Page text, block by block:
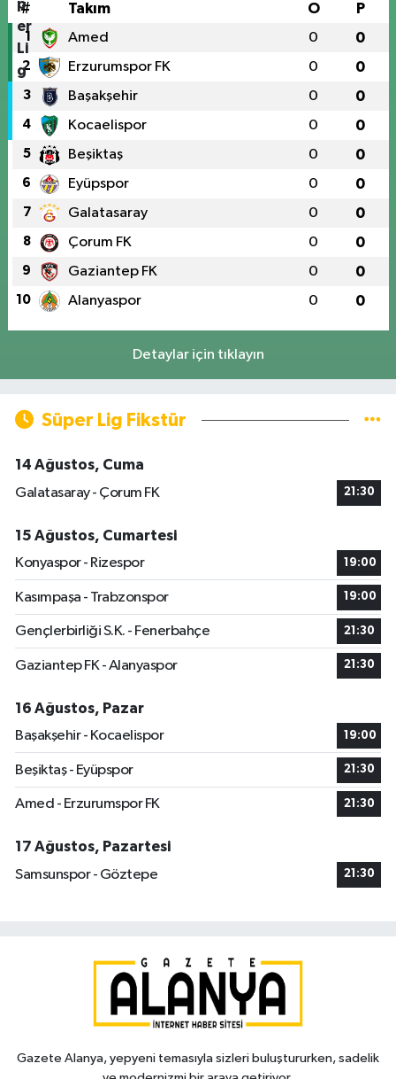
# Takım O P
1 Amed 0 0
2 Erzurumspor FK 0 0
3 Başakşehir 0 0
4 Kocaelispor 0 0
5 Beşiktaş 0 0
6 Eyüpspor 0 0
7 Galatasaray 0 0
8 Çorum FK 0 0
9 Gaziantep FK 0 0
10 Alanyaspor 0 0
Detaylar için tıklayın
Süper Lig Fikstür
14 Ağustos, Cuma
Galatasaray - Çorum FK
21:30
15 Ağustos, Cumartesi
Konyaspor - Rizespor
19:00
Kasımpaşa - Trabzonspor 19:00
Gençlerbirliği S.K. - Fenerbahçe 21:30
Gaziantep FK - Alanyaspor 21:30
16 Ağustos, Pazar
Başakşehir - Kocaelispor
19:00
Beşiktaş - Eyüpspor 21:30
Amed - Erzurumspor FK 21:30
17 Ağustos, Pazartesi
Samsunspor - Göztepe
21:30
Gazete Alanya, yepyeni temasıyla sizleri buluştururken, sadelik